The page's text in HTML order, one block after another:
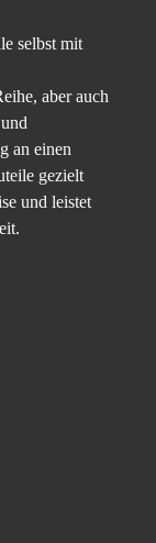
selbst mit
aber auch
an einen
gezielt
und leistet